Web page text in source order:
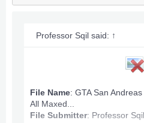
***Hidden content cannot
Professor Sqil said: ↑
File Name: GTA San
All Maxed...
File Submitter: Professor Sqil